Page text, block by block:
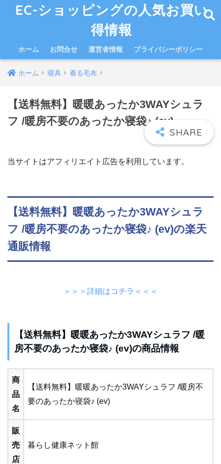
EC-ショッピングの人気お買い
得情報
ホーム お問合せ 運営者情報 プライバシーポリシー
ホーム 寝具 着る毛布
【送料無料】暖暖あったか3WAYシュラ
フ /暖房不要のあったか寝袋♪ (ev)
当サイトはアフィリエイト広告を利用しています。
【送料無料】暖暖あったか3WAYシュラ
フ /暖房不要のあったか寝袋♪ (ev)の楽天
通販情報
＞＞＞詳細はコチラ＜＜＜
【送料無料】暖暖あったか3WAYシュラフ /暖
房不要のあったか寝袋♪ (ev)の商品情報
商
品
名
【送料無料】暖暖あったか3WAYシュラフ /暖房不
要のあったか寝袋♪ (ev)
販
売
店
暮らし健康ネット館